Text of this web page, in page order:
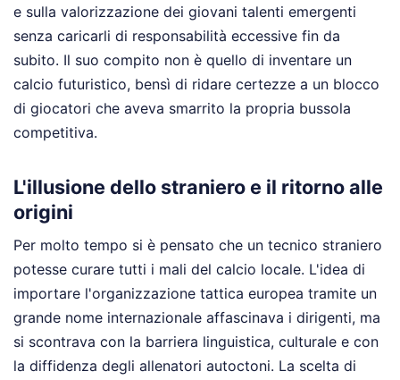
e sulla valorizzazione dei giovani talenti emergenti
senza caricarli di responsabilità eccessive fin da
subito. Il suo compito non è quello di inventare un
calcio futuristico, bensì di ridare certezze a un blocco
di giocatori che aveva smarrito la propria bussola
competitiva.
L'illusione dello straniero e il ritorno alle
origini
Per molto tempo si è pensato che un tecnico straniero
potesse curare tutti i mali del calcio locale. L'idea di
importare l'organizzazione tattica europea tramite un
grande nome internazionale affascinava i dirigenti, ma
si scontrava con la barriera linguistica, culturale e con
la diffidenza degli allenatori autoctoni. La scelta di